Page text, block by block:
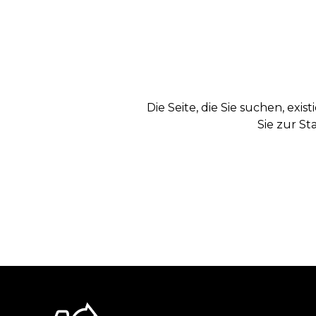
Die Seite, die Sie suchen,
Sie zur